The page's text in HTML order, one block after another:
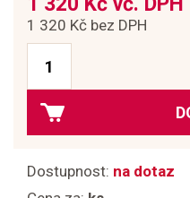
1 320 Kč bez DPH
Dostupnost: na dotaz